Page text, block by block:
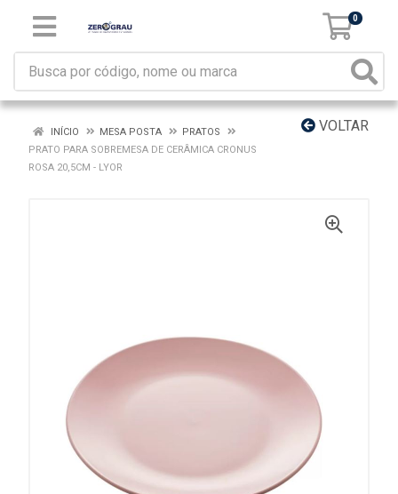
0
VOLTAR
INÍCIO MESA POSTA
PRATOS
PRATO PARA SOBREMESA DE CERÂMICA CRONUS
ROSA 20,5CM - LYOR